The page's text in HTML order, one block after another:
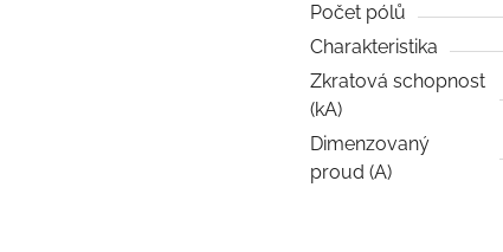
Počet pólů
Charakteristika
Zkratová schopnost
(kA)
Dimenzovaný
proud (A)